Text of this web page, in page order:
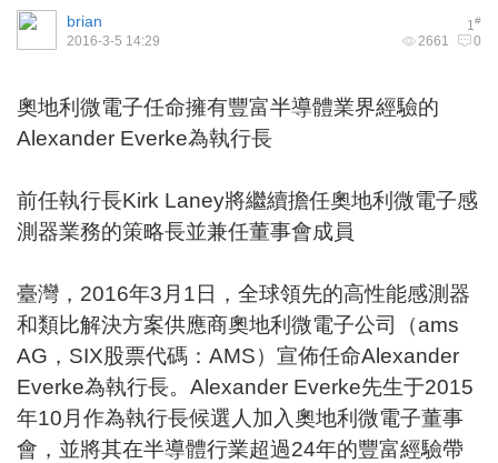
1#
brian
2661 0
2016-3-5 14:29
奧地利微電子任命擁有豐富半導體業界經驗的
Alexander Everke為執行長
前任執行長Kirk Laney將繼續擔任奧地利微電子感
測器業務的策略長並兼任董事會成員
臺灣，2016年3月1日，全球領先的高性能感測器
和類比解決方案供應商奧地利微電子公司（ams
AG，SIX股票代碼：AMS）宣佈任命Alexander
Everke為執行長。Alexander Everke先生于2015
年10月作為執行長候選人加入奧地利微電子董事
會，並將其在半導體行業超過24年的豐富經驗帶